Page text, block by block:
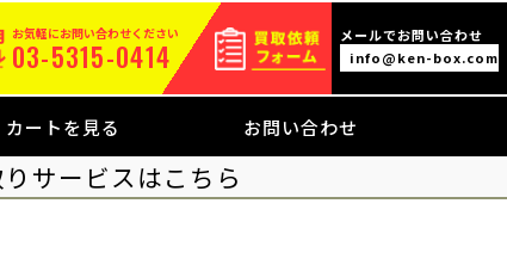
お気軽にお問い合わせください
03-5315-0414
メールでお問い合わせ
info@ken-box.com
カートを見る お問い合わせ
サービスはこちら